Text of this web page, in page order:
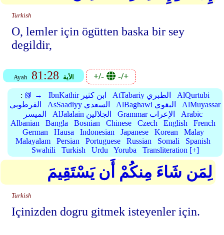
Turkish
O, lemler için ögütten baska bir sey
degildir,
Ayah 81:28 الأية +/- -/+
: 📗 → IbnKathir ابن كثير AtTabariy الطبري
AlQurtubi
القرطوبي
AsSaadiyy السعدي AlBaghawi البغوي
AlMuyassar
الميسر
AlJalalain الجلالين Grammar الإعراب
Arabic
Albanian
Bangla Bosnian Chinese Czech English
French
German
Hausa Indonesian Japanese Korean
Malay
Malayalam
Persian Portuguese Russian Somali
Spanish
Swahili
Turkish Urdu Yoruba Transliteration [+]
لِمَن شَاءَ مِنكُمْ أَن يَسْتَقِيمَ
Turkish
Içinizden dogru gitmek isteyenler için.